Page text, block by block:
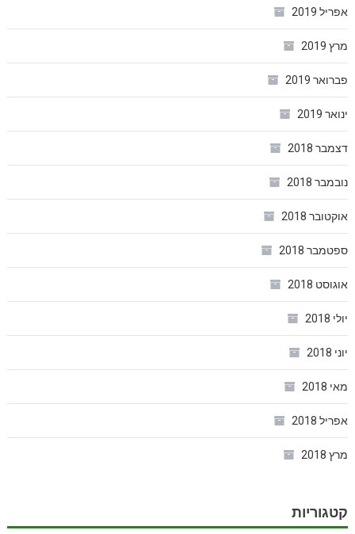
אפריל 2019
מרץ 2019
פברואר 2019
ינואר 2019
דצמבר 2018
נובמבר 2018
אוקטובר 2018
ספטמבר 2018
אוגוסט 2018
יולי 2018
יוני 2018
מאי 2018
אפריל 2018
מרץ 2018
קטגוריות